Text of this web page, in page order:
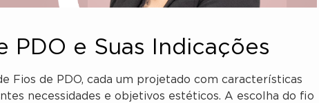
PDO e Suas Indicações
Fios de PDO, cada um projetado com características
necessidades e objetivos estéticos. A escolha do fio